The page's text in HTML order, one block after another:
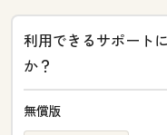
利用できるサポート
か？
無償版